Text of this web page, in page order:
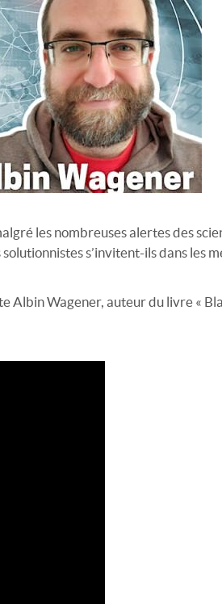
les nombreuses alertes des
s’invitent-ils dans les
Albin Wagener, auteur du livre «